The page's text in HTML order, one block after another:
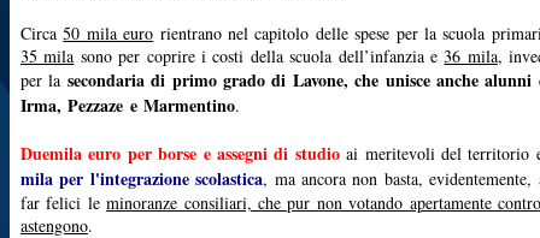
Circa50 mila euro rientrano nel capitolo delle spese per la scuola
35 mila sono per coprire i costi della scuola dell’infanzia e36 mila,
per la secondaria di primo grado di Lavone, che unisce anche alunni
Irma, Pezzaze e Marmentino.
Duemila euro per borse e assegni di studioai meritevoli del territorio
mila per l'integrazione scolastica, ma ancora non basta, evidentemente,
far felici leminoranze consiliari, che pur non votando apertamente
astengono.